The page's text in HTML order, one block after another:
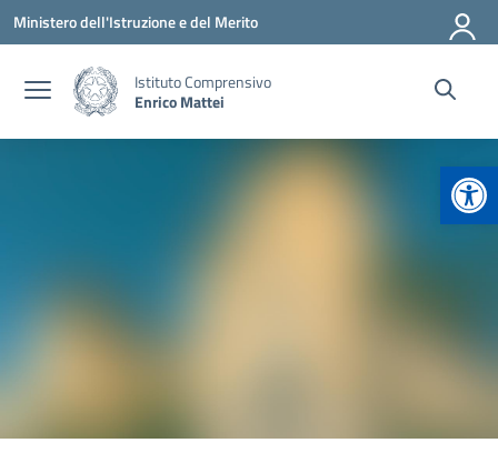
Vai ai contenuti
Vai al menu di navigazione
Vai al footer
Ministero dell'Istruzione e del Merito
Istituto Comprensivo
Enrico Mattei